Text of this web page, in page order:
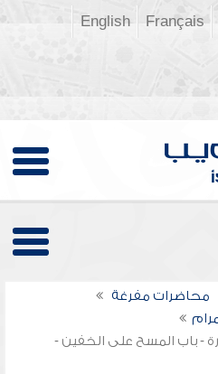
Français
English
محاضرات مفرغة
- باب المسح على الخفين -